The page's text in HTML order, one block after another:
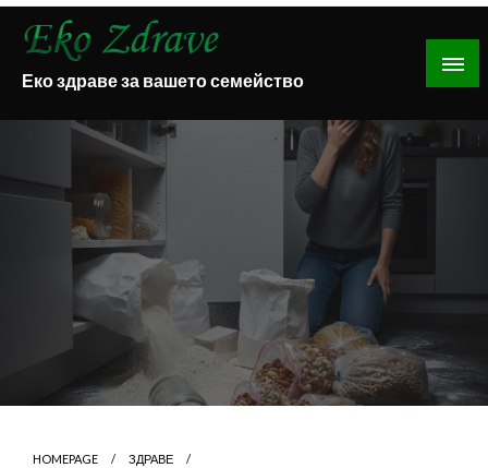
Skip
Еко здраве за вашето семейство
HOMEPAGE
ЗДРАВЕ